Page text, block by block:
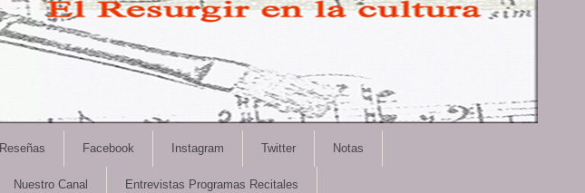
Reseñas Facebook Instagram Twitter Notas
Nuestro Canal Entrevistas Programas Recitales